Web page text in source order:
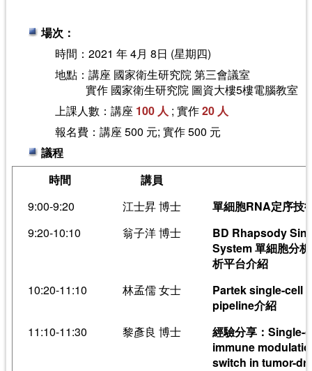
場次：
時間：2021 年 4月 8日 (星期四)
地點：講座 國家衛生研究院 第三會議室
實作 國家衛生研究院 圖資大樓5樓電腦教室
上課人數：講座 100 人 ; 實作20 人
報名費：講座 500 元; 實作 500 元
議程
時間
講員
9:00-9:20
江士昇 博士
單細胞RNA定序技
9:20-10:10
翁子洋 博士
BD Rhapsody
System 單細胞分
析平台介紹
10:20-11:10
林孟儒 女士
Partek single-cell
pipeline介紹
11:10-11:30
黎彥良 博士
經驗分享：Single-
immune
switch in tumor-